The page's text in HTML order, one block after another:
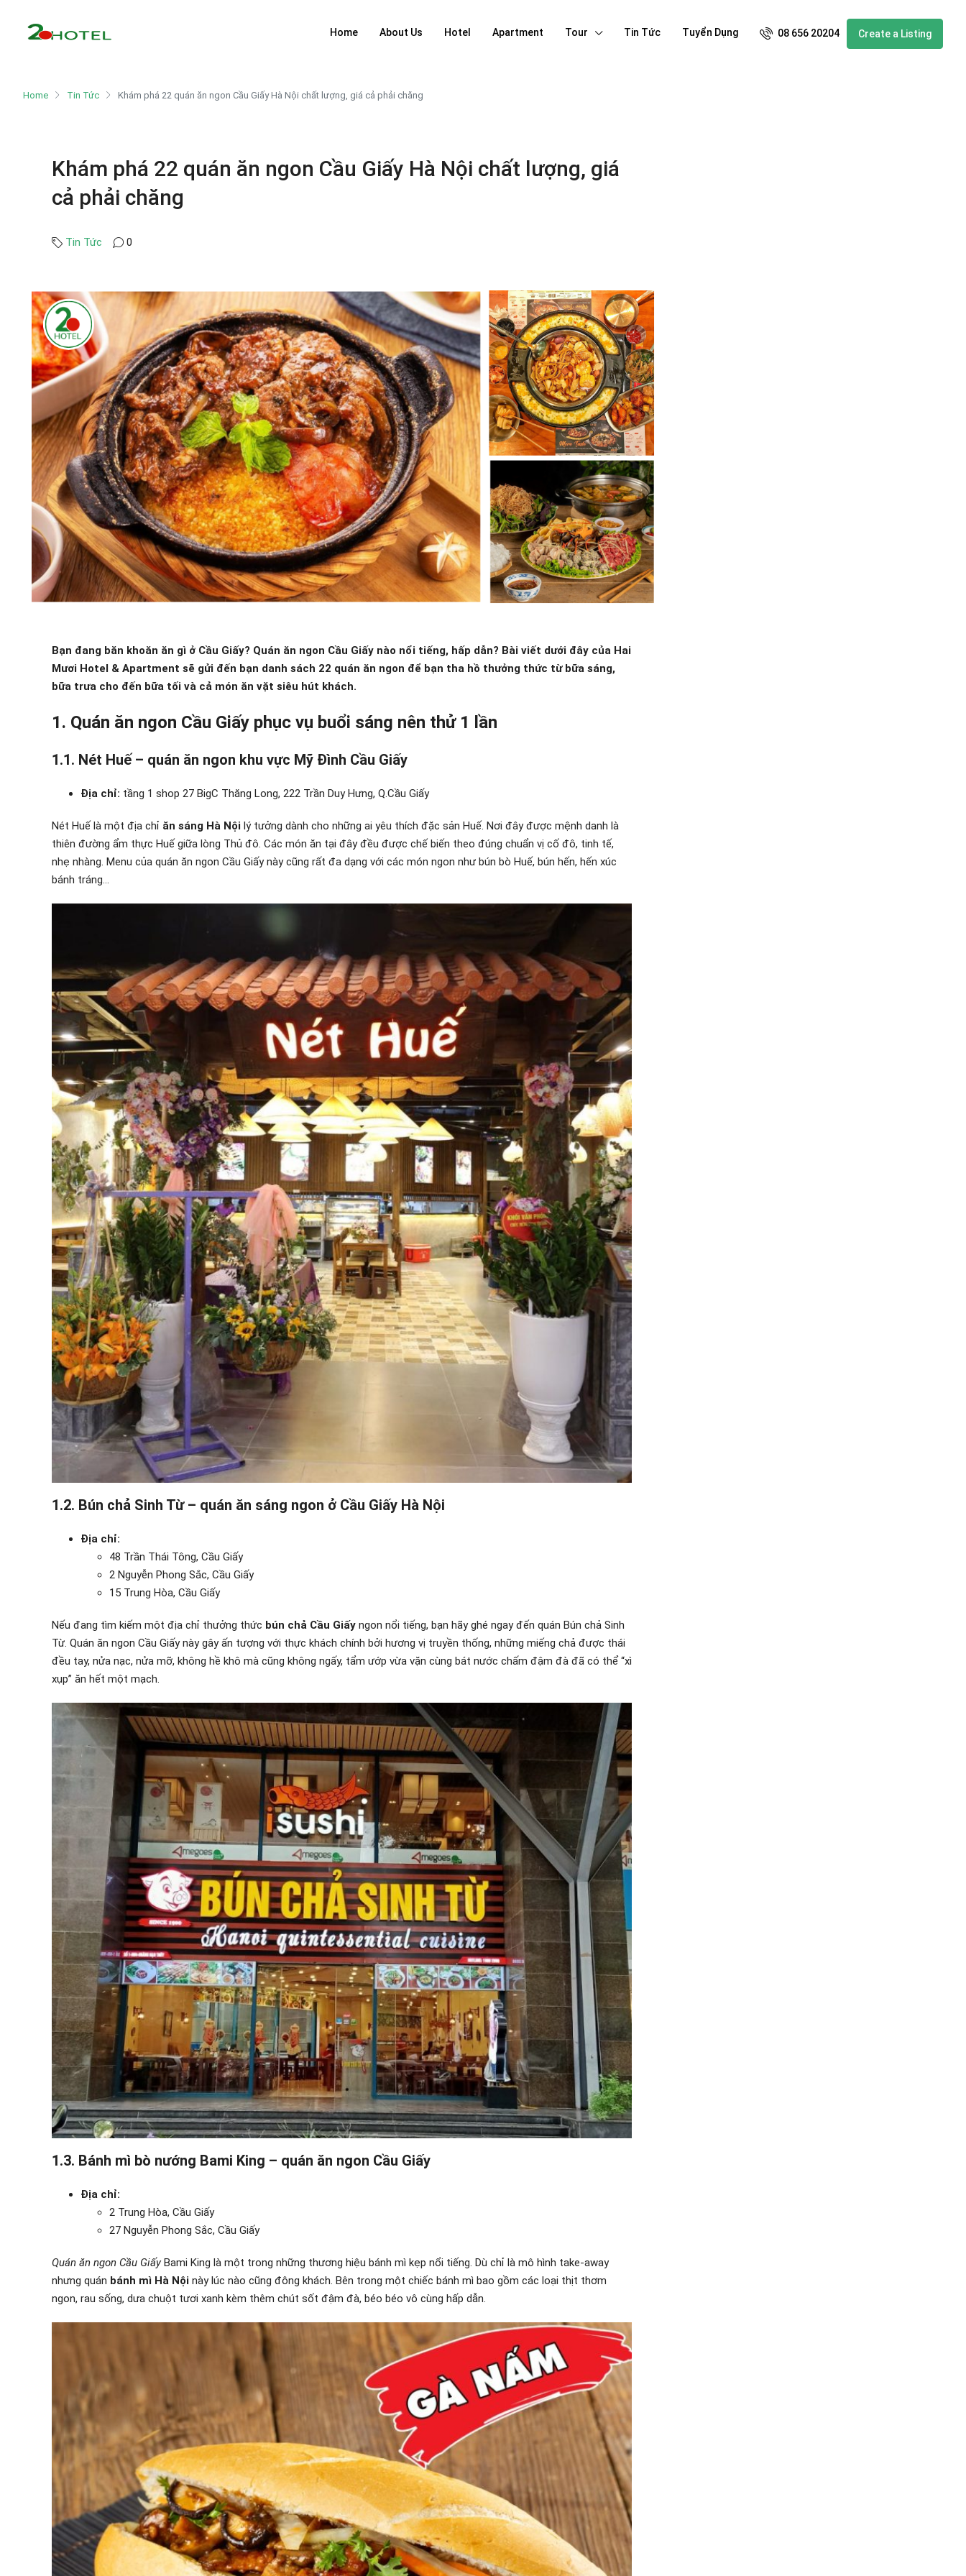
Home About Us Hotel Apartment Tour Tin Tức Tuyển Dụng 08 656 20204 Create a Listing
Home Tin Tức Khám phá 22 quán ăn ngon Cầu Giấy Hà Nội chất lượng, giá cả phải chăng
Khám phá 22 quán ăn ngon Cầu Giấy Hà Nội chất lượng, giá
cả phải chăng
Tin Tức 0
Bạn đang băn khoăn ăn gì ở Cầu Giấy? Quán ăn ngon Cầu Giấy nào nổi tiếng, hấp dẫn? Bài viết dưới đây của Hai
Mươi Hotel & Apartment sẽ gửi đến bạn danh sách 22 quán ăn ngon để bạn tha hồ thưởng thức từ bữa sáng,
bữa trưa cho đến bữa tối và cả món ăn vặt siêu hút khách.
1. Quán ăn ngon Cầu Giấy phục vụ buổi sáng nên thử 1 lần
1.1. Nét Huế – quán ăn ngon khu vực Mỹ Đình Cầu Giấy
Địa chỉ: tầng 1 shop 27 BigC Thăng Long, 222 Trần Duy Hưng, Q.Cầu Giấy
Nét Huế là một địa chỉ ăn sáng Hà Nội lý tưởng dành cho những ai yêu thích đặc sản Huế. Nơi đây được mệnh danh là
thiên đường ẩm thực Huế giữa lòng Thủ đô. Các món ăn tại đây đều được chế biến theo đúng chuẩn vị cố đô, tinh tế,
nhẹ nhàng. Menu của quán ăn ngon Cầu Giấy này cũng rất đa dạng với các món ngon như bún bò Huế, bún hến, hến xúc
bánh tráng…
1.2. Bún chả Sinh Từ – quán ăn sáng ngon ở Cầu Giấy Hà Nội
Địa chỉ:
48 Trần Thái Tông, Cầu Giấy
2 Nguyễn Phong Sắc, Cầu Giấy
15 Trung Hòa, Cầu Giấy
Nếu đang tìm kiếm một địa chỉ thưởng thức bún chả Cầu Giấy ngon nổi tiếng, bạn hãy ghé ngay đến quán Bún chả Sinh
Từ. Quán ăn ngon Cầu Giấy này gây ấn tượng với thực khách chính bởi hương vị truyền thống, những miếng chả được thái
đều tay, nửa nạc, nửa mỡ, không hề khô mà cũng không ngấy, tẩm ướp vừa vặn cùng bát nước chấm đậm đà đã có thể “xì
xụp” ăn hết một mạch.
1.3. Bánh mì bò nướng Bami King – quán ăn ngon Cầu Giấy
Địa chỉ:
2 Trung Hòa, Cầu Giấy
27 Nguyễn Phong Sắc, Cầu Giấy
Quán ăn ngon Cầu GiấyBami King là một trong những thương hiệu bánh mì kẹp nổi tiếng. Dù chỉ là mô hình take-away
nhưng quán bánh mì Hà Nội này lúc nào cũng đông khách. Bên trong một chiếc bánh mì bao gồm các loại thịt thơm
ngon, rau sống, dưa chuột tươi xanh kèm thêm chút sốt đậm đà, béo béo vô cùng hấp dẫn.